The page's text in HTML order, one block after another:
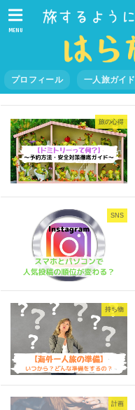
MENU
プロフィール 一人旅ガイド
旅の心得
SNS
持ち物
計画